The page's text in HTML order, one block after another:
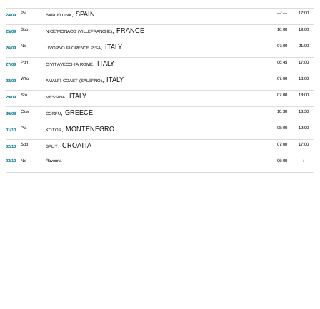
17:00
---:---
24/09 Pia BARCELONA, SPAIN
19:00
10:00
25/09 Sob NICE/MONACO (VILLEFRANCHE), FRANCE
21:00
07:00
26/09 Nie LIVORNO FLORENCE PISA, ITALY
17:00
06:45
27/09 Pon CIVITAVECCHIA ROME, ITALY
18:00
07:00
28/09 Wto AMALFI COAST (SALERNO), ITALY
18:00
07:00
29/09 Sro MESSINA, ITALY
18:30
10:30
30/09 Czw CORFU, GREECE
19:00
08:00
01/10 Pia KOTOR, MONTENEGRO
17:00
07:00
02/10 Sob SPLIT, CROATIA
---:---
06:00
03/10 Nie Ravenna